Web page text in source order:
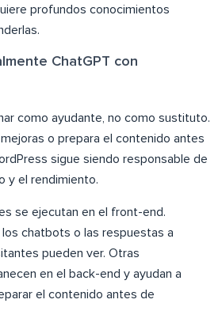
profundos conocimientos
ChatGPT con
como ayudante, no como sustituto.
o prepara el contenido antes
sigue siendo responsable de
y el rendimiento.
se ejecutan en el front-end.
chatbots o las respuestas a
pueden ver. Otras
en el back-end y ayudan a
el contenido antes de